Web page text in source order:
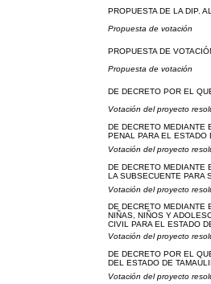
PROPUESTA DE LA DIP.
Propuesta de votación
PROPUESTA DE
Propuesta de votación
DE DECRETO POR EL
Votación del proyecto
DE DECRETO MEDIANTE
PENAL PARA EL
Votación del proyecto
DE DECRETO MEDIANTE
LA SUBSECUENTE PARA
Votación del proyecto
DE DECRETO MEDIANTE
NIÑAS, NIÑOS Y
CIVIL PARA EL ESTADO
Votación del proyecto
DE DECRETO POR EL
DEL ESTADO DE
Votación del proyecto